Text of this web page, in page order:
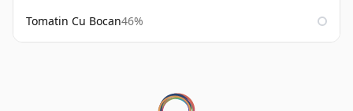
Tomatin Cu Bocan46%